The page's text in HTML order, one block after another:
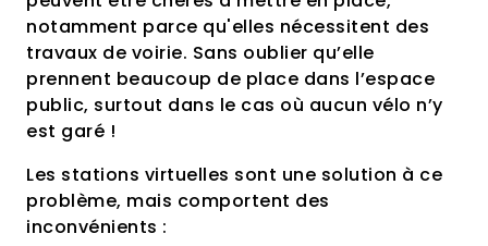
notamment parce qu'elles nécessitent des
travaux de voirie. Sans oublier qu’elle
prennent beaucoup de place dans l’espace
public, surtout dans le cas où aucun vélo n’y
est garé !
Les stations virtuelles sont une solution à ce
problème, mais comportent des
inconvénients :